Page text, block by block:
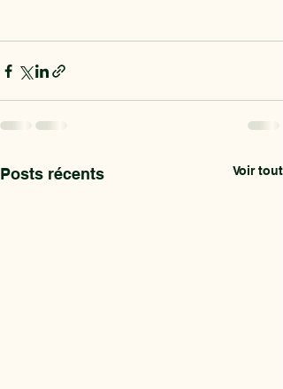
Posts récents Voir tout